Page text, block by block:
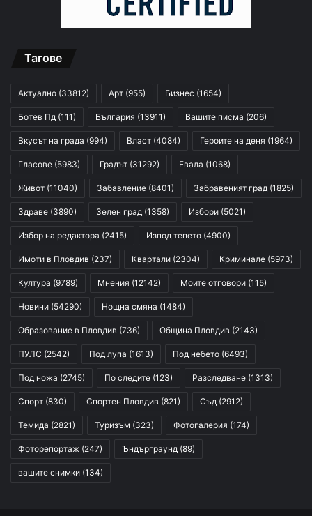
Тагове
Актуално (33812) Арт (955) Бизнес (1654)
Ботев Пд (111) България (13911) Вашите писма (206)
Вкусът на града (994) Власт (4084) Героите на деня (1964)
Гласове (5983) Градът (31292) Евала (1068)
Живот (11040) Забавление (8401) Забравеният град (1825)
Здраве (3890) Зелен град (1358) Избори (5021)
Избор на редактора (2415) Изпод тепето (4900)
Имоти в Пловдив (237) Квартали (2304) Криминале (5973)
Култура (9789) Мнения (12142) Моите отговори (115)
Новини (54290) Нощна смяна (1484)
Образование в Пловдив (736) Община Пловдив (2143)
ПУЛС (2542) Под лупа (1613) Под небето (6493)
Под ножа (2745) По следите (123) Разследване (1313)
Спорт (830) Спортен Пловдив (821) Съд (2912)
Темида (2821) Туризъм (323) Фотогалерия (174)
Фоторепортаж (247) Ъндърграунд (89)
вашите снимки (134)